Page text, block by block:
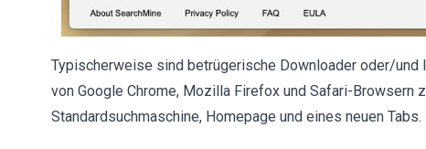
Typischerweise sind betrügerische Downloader oder/
von Google Chrome, Mozilla Firefox und Safari-Browsern
Standardsuchmaschine, Homepage und eines neuen Tabs.